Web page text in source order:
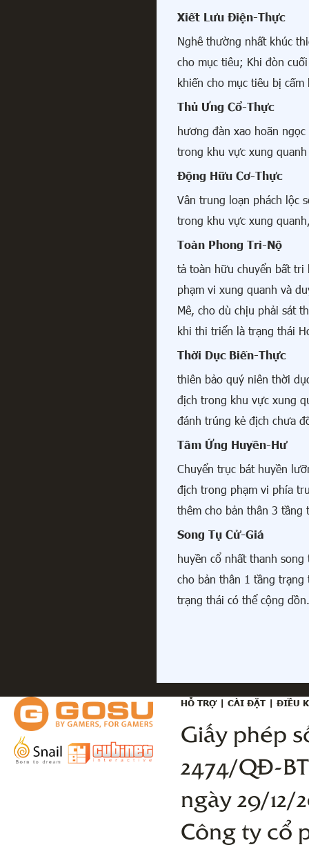
Xiết Lưu Điện-Thực
Nghê thường nhất khúc
cho mục tiêu; Khi đòn
khiến cho mục tiêu bị
Thủ Ưng Cổ-Thực
hương đàn xao hoãn
trong khu vực xung
Động Hữu Cơ-Thực
Vân trung loạn phách lộc
trong khu vực xung
Toàn Phong Trì-Nộ
tả toàn hữu chuyển bất
phạm vi xung quanh và
Mê, cho dù chịu phải sát
khi thi triển là trạng thái
Thời Dục Biến-Thực
thiên bảo quý niên thời
địch trong khu vực xung
đánh trúng kẻ địch chưa
Tâm Ứng Huyền-Hư
Chuyển trục bát huyền
địch trong phạm vi phía
thêm cho bản thân 3 tầng
Song Tụ Cử-Giá
huyền cổ nhất thanh
cho bản thân 1 tầng
trạng thái có thể cộng dồn.
HỖ TRỢ| CÀI ĐẶT | ĐIỀU
Giấy phép
2474/QĐ-
ngày 29/12/
Công ty cổ